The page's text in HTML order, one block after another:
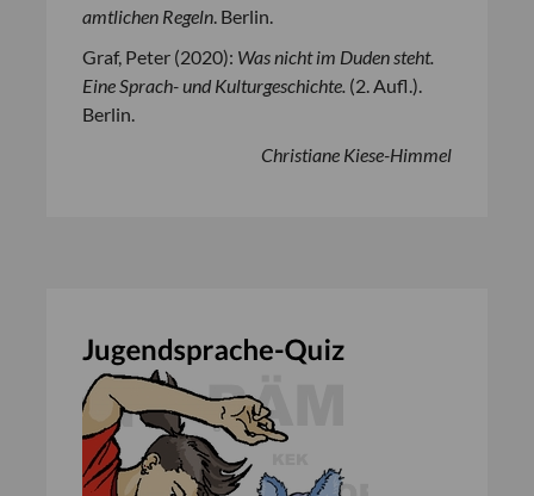
amtlichen Regeln. Berlin.
Graf, Peter (2020): Was nicht im Duden steht.
Eine Sprach- und Kulturgeschichte. (2. Aufl.).
Berlin.
Christiane Kiese-Himmel